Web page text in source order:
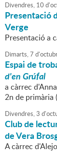
Divendres, 10 d'
Presentació
Verge
Presentació a
Dimarts,7 d'
Espai de
d'en Grúfal
a càrrec
2n de primària
Divendres,3 d'
Club de
de Vera
A càrrec